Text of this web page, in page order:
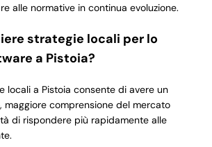
alle normative in continua evoluzione.
strategie locali per lo
a Pistoia?
locali a Pistoia consente di avere un
maggiore comprensione del mercato
di rispondere più rapidamente alle